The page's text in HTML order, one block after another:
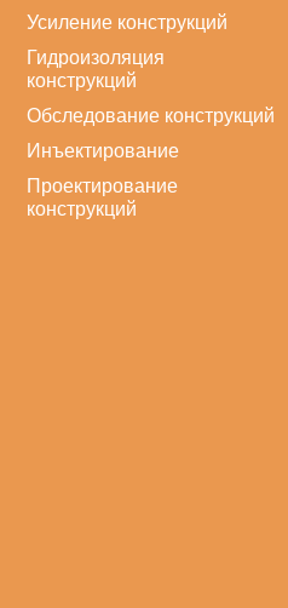
Усиление конструкций
Гидроизоляция
конструкций
Обследование конструкций
Инъектирование
Проектирование
конструкций